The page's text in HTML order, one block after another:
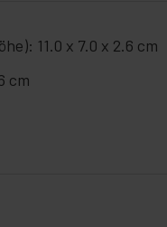
11.0 x 7.0 x 2.6 cm
cm